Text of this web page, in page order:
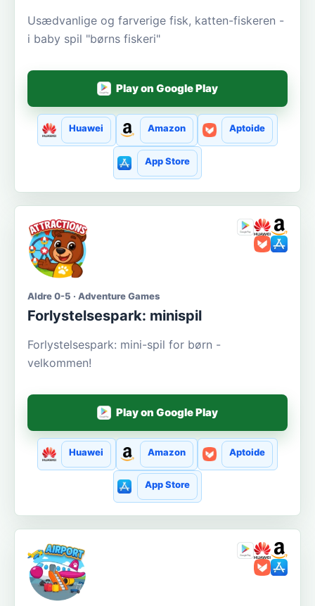
Usædvanlige og farverige fisk, katten-fiskeren -
i baby spil "børns fiskeri"
Play on Google Play
Huawei Amazon Aptoide
App Store
Aldre 0-5 · Adventure Games
Forlystelsespark: minispil
Forlystelsespark: mini-spil for børn -
velkommen!
Play on Google Play
Huawei Amazon Aptoide
App Store